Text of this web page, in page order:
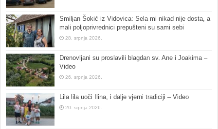
Smiljan Šokić iz Vidovica: Sela mi nikad nije dosta, a
mali poljoprivrednici prepušteni su sami sebi
28. srpnja 2026.
Drenovljani su proslavili blagdan sv. Ane i Joakima –
Video
26. srpnja 2026.
Lila lila uoči Ilina, i dalje vjerni tradiciji – Video
20. srpnja 2026.